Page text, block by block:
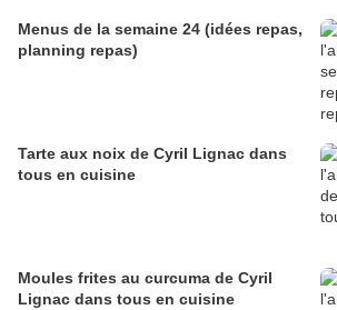
Menus de la semaine 24 (idées repas,
planning repas)
Tarte aux noix de Cyril Lignac dans
tous en cuisine
Moules frites au curcuma de Cyril
Lignac dans tous en cuisine